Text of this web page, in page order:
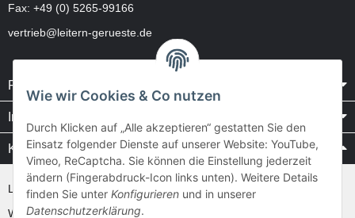
Fax: +49 (0) 5265-99166
vertrieb@leitern-gerueste.de
Rechtliches
Informationen
Kataloge / Videos
Layher Videos und Downloads
WAKÜ
Wie wir Cookies & Co nutzen
Durch Klicken auf „Alle akzeptieren“ gestatten Sie den
Einsatz folgender Dienste auf unserer Website: YouTube,
Vimeo, ReCaptcha. Sie können die Einstellung jederzeit
ändern (Fingerabdruck-Icon links unten). Weitere Details
finden Sie unter Konfigurieren und in unserer
Datenschutzerklärung.